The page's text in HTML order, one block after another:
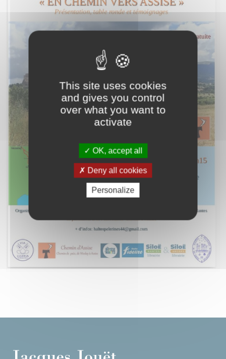
This site uses cookies
and gives you control
over what you want to
activate
OK, accept all
Deny all cookies
Personalize